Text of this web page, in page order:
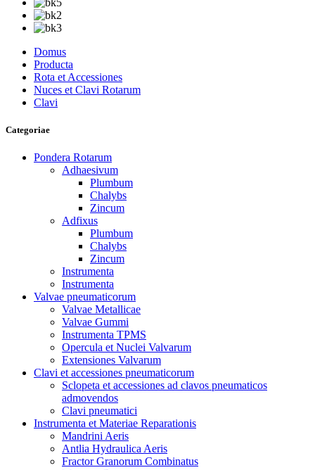
Domus
Producta
Rota et Accessiones
Nuces et Clavi Rotarum
Clavi
Categoriae
Pondera Rotarum
Adhaesivum
Plumbum
Chalybs
Zincum
Adfixus
Plumbum
Chalybs
Zincum
Instrumenta
Instrumenta
Valvae pneumaticorum
Valvae Metallicae
Valvae Gummi
Instrumenta TPMS
Opercula et Nuclei Valvarum
Extensiones Valvarum
Clavi et accessiones pneumaticorum
Sclopeta et accessiones ad clavos pneumaticos
admovendos
Clavi pneumatici
Instrumenta et Materiae Reparationis
Mandrini Aeris
Antlia Hydraulica Aeris
Fractor Granorum Combinatus